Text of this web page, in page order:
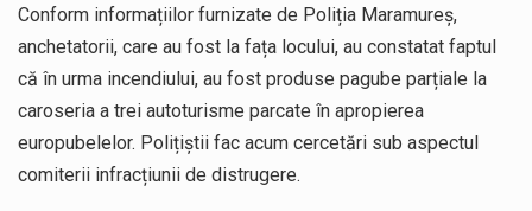
Conform informațiilor furnizate de Poliția Maramureș,
anchetatorii, care au fost la fața locului, au constatat faptul
că în urma incendiului, au fost produse pagube parțiale la
caroseria a trei autoturisme parcate în apropierea
europubelelor. Polițiștii fac acum cercetări sub aspectul
comiterii infracțiunii de distrugere.